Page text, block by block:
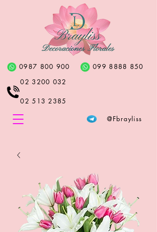
@Fbrayliss
0987 800 900
02 3200 032
02 513 2385
099 8888 850